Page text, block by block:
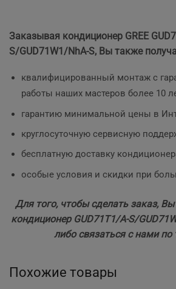
Заказывая кондиционер GREE
S/GUD71W1/NhA-S, Вы также
квалифицированный монтаж с
работы наших мастеров более 10
гарантию минимальной цены в
круглосуточную сервисную
бесплатную доставку
особые условия и скидки при
Для того, чтобы сделать заказ,
кондиционер GUD71T1/A-S/
либо связаться с нами по
Похожие товары